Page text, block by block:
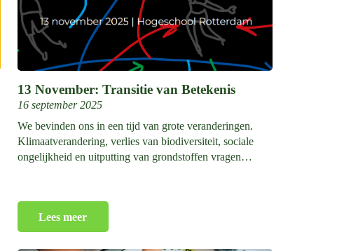
13 November: Transitie van Betekenis
16 september 2025
We bevinden ons in een tijd van grote veranderingen.
Klimaatverandering, verlies van biodiversiteit, sociale
ongelijkheid en uitputting van grondstoffen vragen…
Lees meer